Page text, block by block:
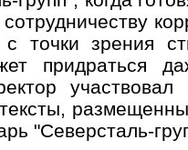
точки зрения
придраться
участвовал
"Северсталь-